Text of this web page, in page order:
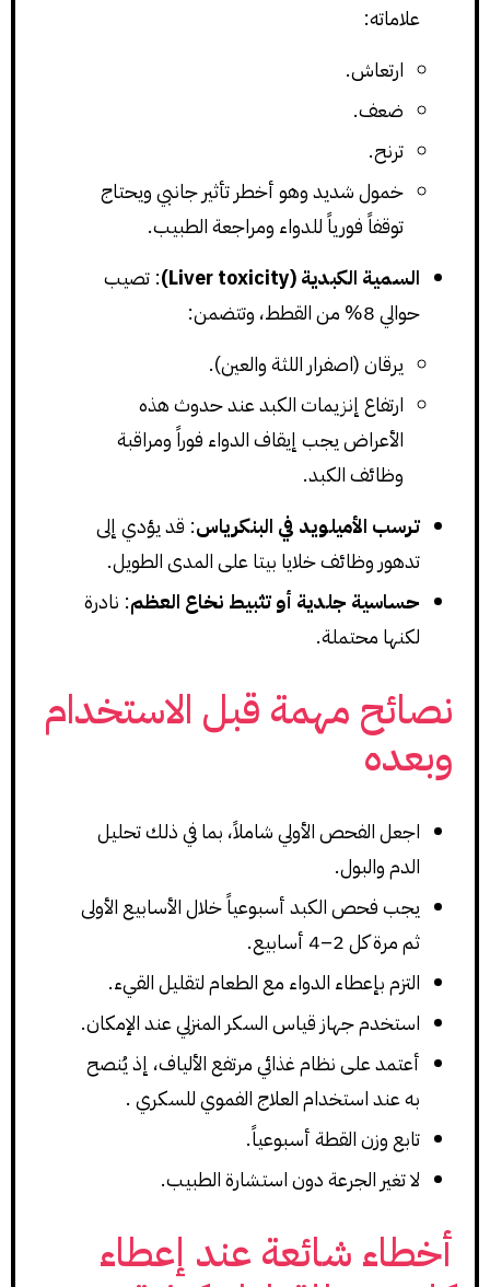
علاماته:
ارتعاش.
ضعف.
ترنح.
خمول شديد وهو أخطر تأثير جانبي ويحتاج
توقفاً فورياً للدواء ومراجعة الطبيب.
السمية الكبدية (Liver toxicity)
: تصيب
حوالي 8% من القطط، وتتضمن:
يرقان (اصفرار اللثة والعين).
ارتفاع إنزيمات الكبد عند حدوث هذه
الأعراض يجب إيقاف الدواء فوراً ومراقبة
وظائف الكبد.
ترسب الأميلويد في البنكرياس: قد يؤدي إلى
تدهور وظائف خلايا بيتا على المدى الطويل.
حساسية جلدية أو تثبيط نخاع العظم: نادرة
لكنها محتملة.
نصائح مهمة قبل الاستخدام
وبعده
اجعل الفحص الأولي شاملاً، بما في ذلك تحليل
الدم والبول.
يجب فحص الكبد أسبوعياً خلال الأسابيع الأولى
ثم مرة كل 2–4 أسابيع.
التزم بإعطاء الدواء مع الطعام لتقليل القيء.
استخدم جهاز قياس السكر المنزلي عند الإمكان.
أعتمد على نظام غذائي مرتفع الألياف، إذ يُنصح
به عند استخدام العلاج الفموي للسكري .
تابع وزن القطة أسبوعياً.
لا تغير الجرعة دون استشارة الطبيب.
أخطاء شائعة عند إعطاء